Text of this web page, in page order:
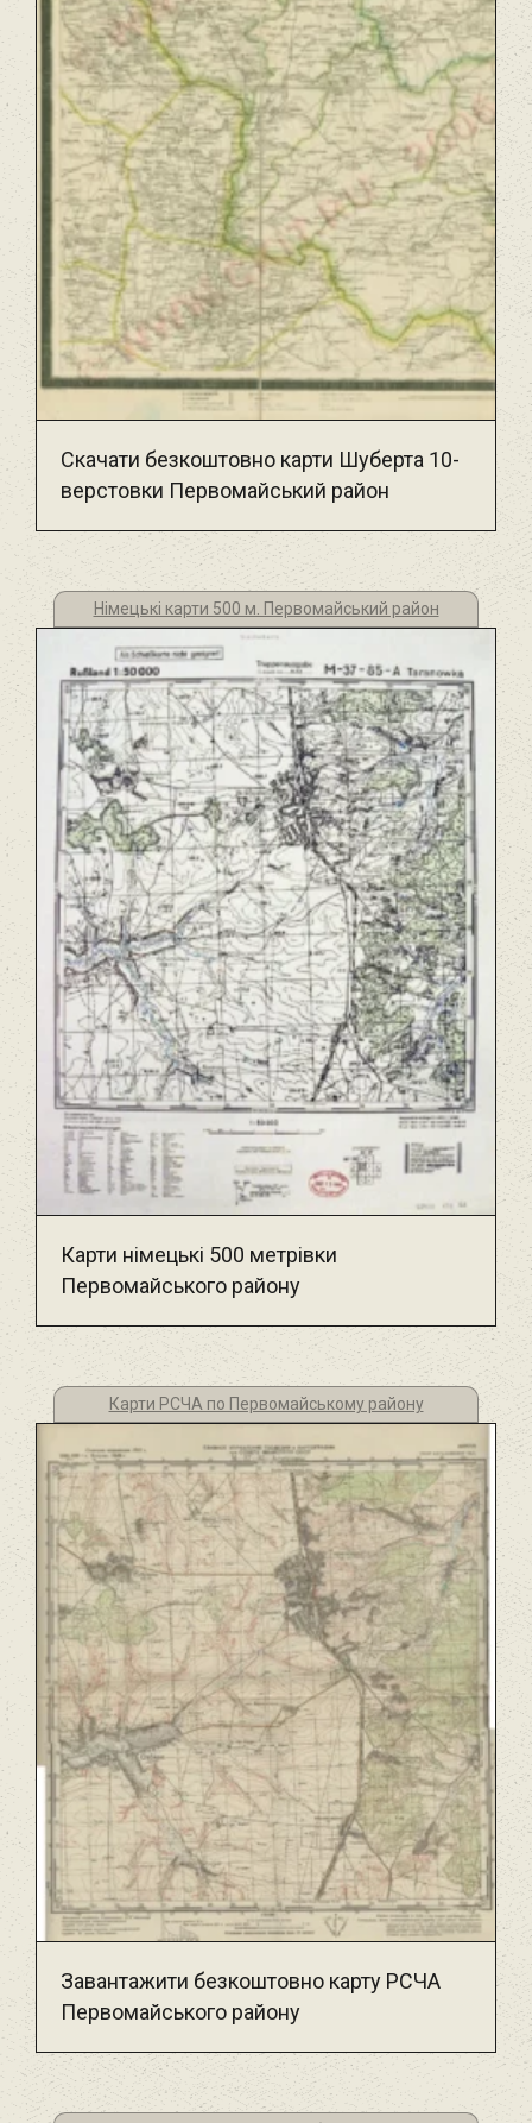
Скачати безкоштовно карти Шуберта 10-
верстовки Первомайський район
Німецькі карти 500 м. Первомайський район
Карти німецькі 500 метрівки
Первомайського району
Карти РСЧА по Первомайському району
Завантажити безкоштовно карту РСЧА
Первомайського району